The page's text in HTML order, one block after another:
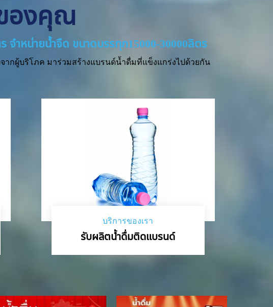
องคุณ
จำหน่ายน้ำจืด ขนาดบรรทุก15000-30000ลิตร
กผู้บริโภค มาร่วมสร้างแบรนด์น้ำดื่มที่แข็งแกร่งไปด้วยกัน
บริการของเรา
รับผลิตน้ำดื่มติดแบรนด์